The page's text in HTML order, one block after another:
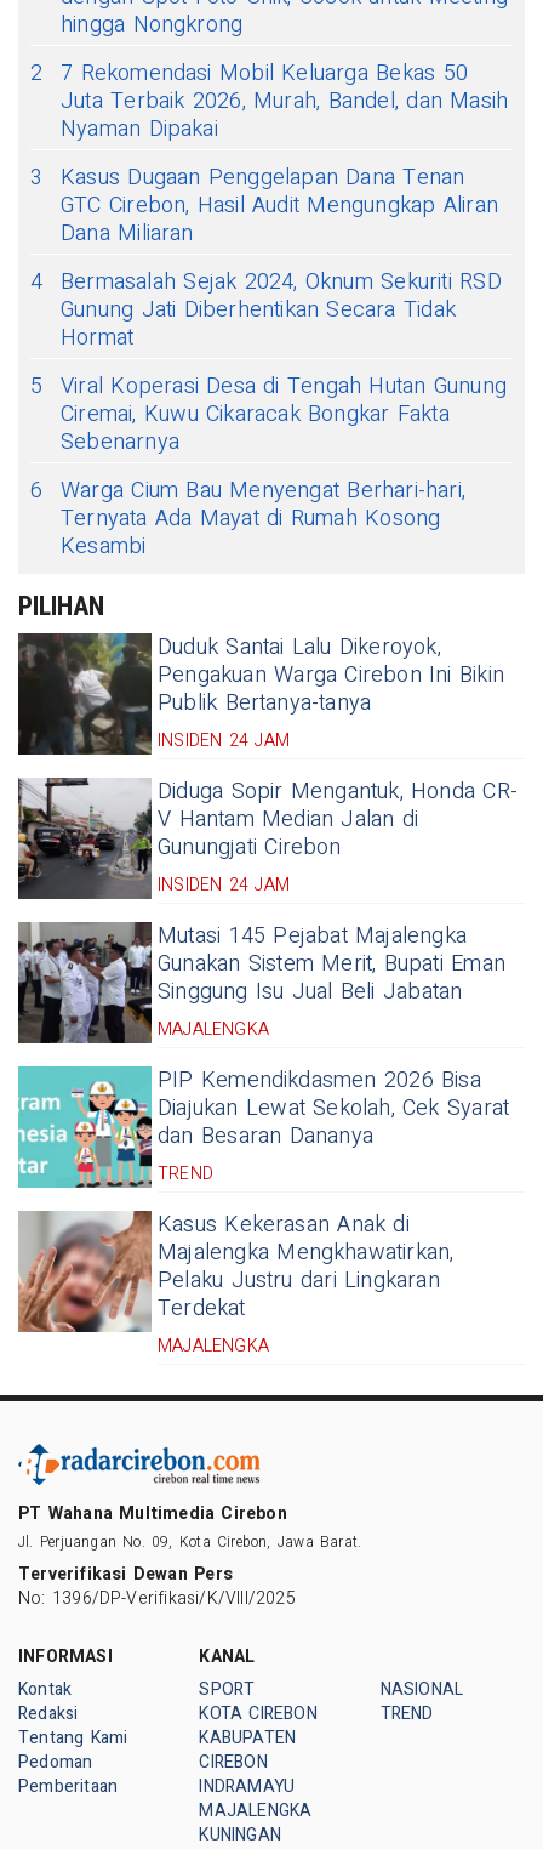
hingga Nongkrong
2
7 Rekomendasi Mobil Keluarga Bekas 50
Juta Terbaik 2026, Murah, Bandel, dan Masih
Nyaman Dipakai
3
Kasus Dugaan Penggelapan Dana Tenan
GTC Cirebon, Hasil Audit Mengungkap Aliran
Dana Miliaran
4 Bermasalah Sejak 2024, Oknum Sekuriti RSD
Gunung Jati Diberhentikan Secara Tidak
Hormat
5 Viral Koperasi Desa di Tengah Hutan Gunung
Ciremai, Kuwu Cikaracak Bongkar Fakta
Sebenarnya
6 Warga Cium Bau Menyengat Berhari-hari,
Ternyata Ada Mayat di Rumah Kosong
Kesambi
PILIHAN
Duduk Santai Lalu Dikeroyok,
Pengakuan Warga Cirebon Ini Bikin
Publik Bertanya-tanya
INSIDEN 24 JAM
Diduga Sopir Mengantuk, Honda CR-
V Hantam Median Jalan di
Gunungjati Cirebon
INSIDEN 24 JAM
Mutasi 145 Pejabat Majalengka
Gunakan Sistem Merit, Bupati Eman
Singgung Isu Jual Beli Jabatan
MAJALENGKA
PIP Kemendikdasmen 2026 Bisa
Diajukan Lewat Sekolah, Cek Syarat
dan Besaran Dananya
TREND
Kasus Kekerasan Anak di
Majalengka Mengkhawatirkan,
Pelaku Justru dari Lingkaran
Terdekat
MAJALENGKA
PT Wahana Multimedia Cirebon
Jl. Perjuangan No. 09, Kota Cirebon, Jawa Barat.
Terverifikasi Dewan Pers
No: 1396/DP-Verifikasi/K/VIII/2025
INFORMASI
Kontak
Redaksi
Tentang Kami
Pedoman
Pemberitaan
KANAL
SPORT
KOTA CIREBON
KABUPATEN
CIREBON
INDRAMAYU
MAJALENGKA
KUNINGAN
NASIONAL
TREND